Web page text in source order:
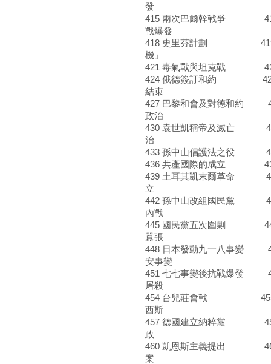
發
415 兩次巴爾幹戰爭 416
戰爆發
418 史里芬計劃 419
機」
421 毒氣戰與坦克戰 422
424 俄德簽訂和約 425
結束
427 巴黎和會及對德和約
政治
430 袁世凱稱帝及滅亡
治
433 孫中山倡護法之役
436 共產國際的成立
439 土耳其凱末爾革命
立
442 孫中山改組國民黨
內戰
445 國民黨五次圍剿 446
囂張
448 日本發動九一八事變
安事變
451 七七事變後抗戰爆發
屠殺
454 台兒莊會戰 455 百
西斯
457 德國建立納粹黨
政
460 凱恩斯主義提出 461
案